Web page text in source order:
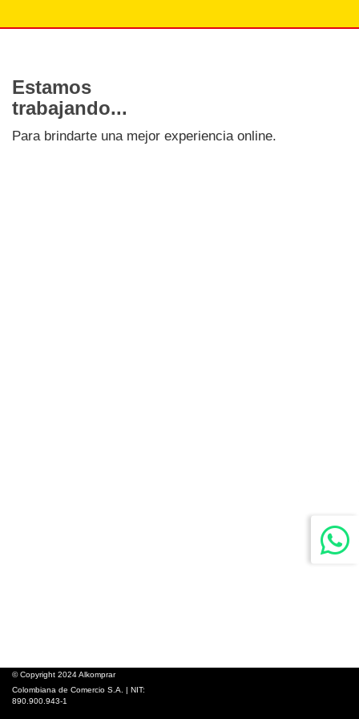
Estamos
trabajando...
Para brindarte una mejor experiencia online.
© Copyright 2024 Alkomprar
Colombiana de Comercio S.A. | NIT:
890.900.943-1